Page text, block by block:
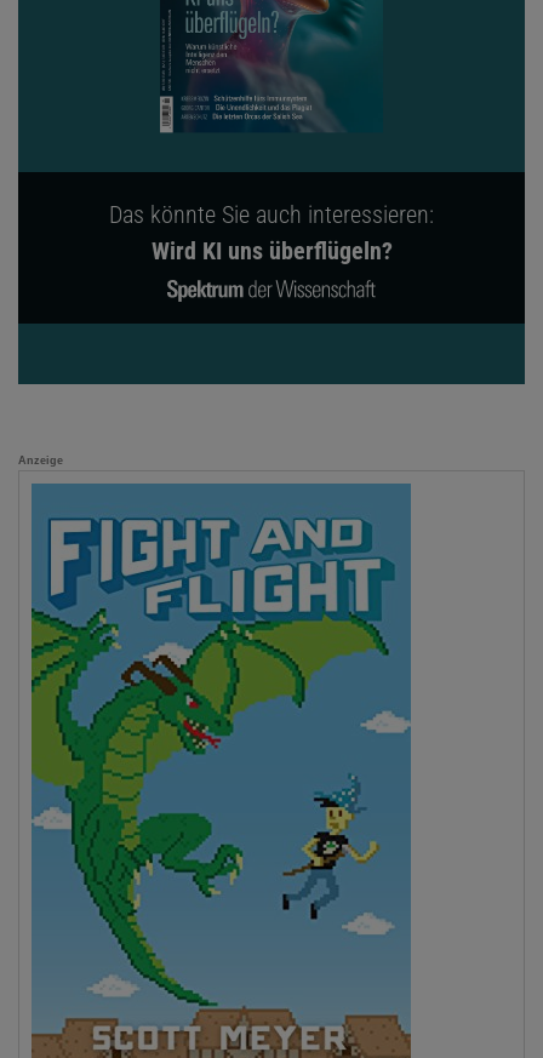
Das könnte Sie auch interessieren:
Wird KI uns überflügeln?
Anzeige